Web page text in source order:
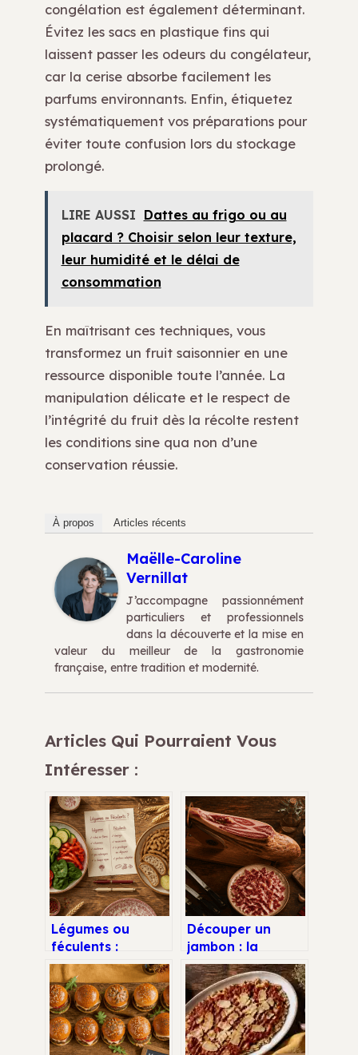
congélation est également déterminant.
Évitez les sacs en plastique fins qui
laissent passer les odeurs du congélateur,
car la cerise absorbe facilement les
parfums environnants. Enfin, étiquetez
systématiquement vos préparations pour
éviter toute confusion lors du stockage
prolongé.
LIRE AUSSI Dattes au frigo ou au
placard ? Choisir selon leur texture,
leur humidité et le délai de
consommation
En maîtrisant ces techniques, vous
transformez un fruit saisonnier en une
ressource disponible toute l’année. La
manipulation délicate et le respect de
l’intégrité du fruit dès la récolte restent
les conditions sine qua non d’une
conservation réussie.
À propos Articles récents
Maëlle-Caroline
Vernillat
J’accompagne passionnément
particuliers et professionnels
dans la découverte et la mise en
valeur du meilleur de la gastronomie
française, entre tradition et modernité.
Articles Qui Pourraient Vous
Intéresser :
Légumes ou
féculents :
comment
distinguer les
deux familles
pour équilibrer
vos repas
Découper un
jambon : la
méthode pour
des tranches
parfaites de 2 mm